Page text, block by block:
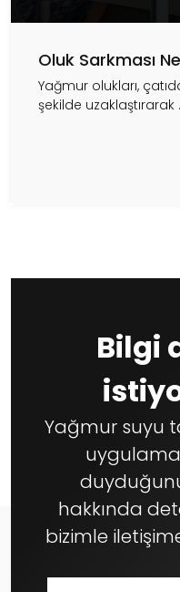
Oluk Sarkması
Yağmur olukları,
şekilde uzaklaştırarak
Bilgi
Yağmur suyu
hakkında
bizimle